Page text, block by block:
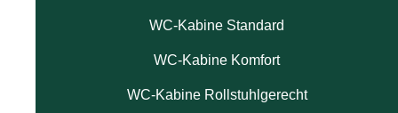
WC-Kabine Standard
WC-Kabine Komfort
WC-Kabine Rollstuhlgerecht